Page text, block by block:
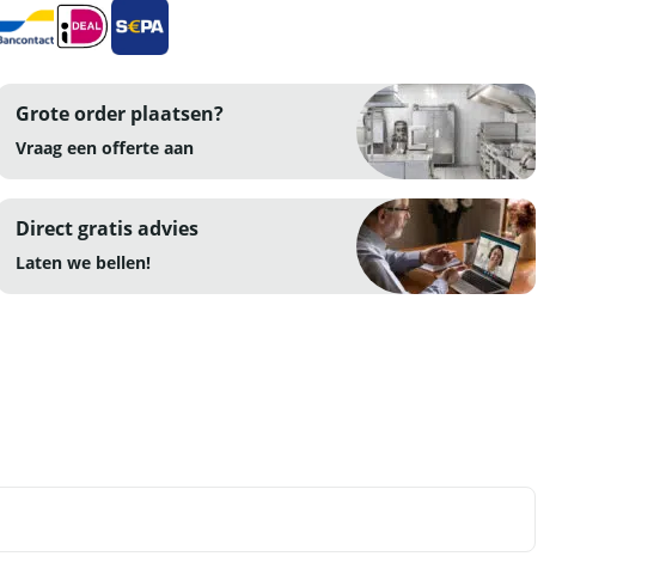
Grote order plaatsen?
Vraag een offerte aan
Direct gratis advies
Laten we bellen!